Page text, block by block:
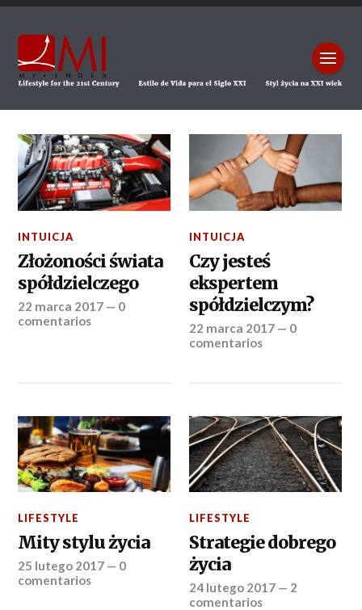
INTUICJA
Złożoności świata
spółdzielczego
22 marca 2017 — 0
comentarios
INTUICJA
Czy jesteś
ekspertem
spółdzielczym?
22 marca 2017 — 0
comentarios
LIFESTYLE
Mity stylu życia
25 lutego 2017 — 0
comentarios
LIFESTYLE
Strategie dobrego
życia
24 lutego 2017 — 2
comentarios